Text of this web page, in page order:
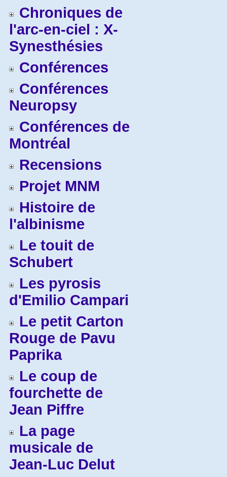
Chroniques de
l'arc-en-ciel : X-
Synesthésies
Conférences
Conférences
Neuropsy
Conférences de
Montréal
Recensions
Projet MNM
Histoire de
l'albinisme
Le touit de
Schubert
Les pyrosis
d'Emilio Campari
Le petit Carton
Rouge de Pavu
Paprika
Le coup de
fourchette de
Jean Piffre
La page
musicale de
Jean-Luc Delut